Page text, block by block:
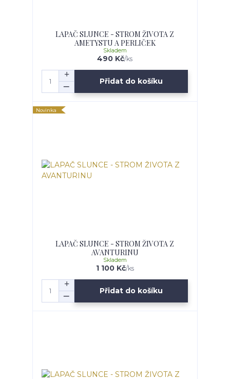
LAPAČ SLUNCE - STROM ŽIVOTA Z
AMETYSTU A PERLIČEK
490 Kč/ks
Skladem
Přidat do košíku
Novinka
LAPAČ SLUNCE - STROM ŽIVOTA Z
AVANTURINU
1 100 Kč/ks
Skladem
Přidat do košíku